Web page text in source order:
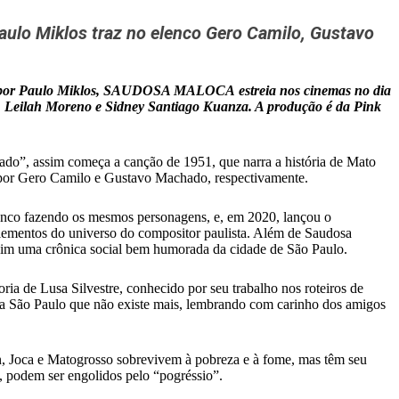
Miklos traz no elenco Gero Camilo, Gustavo
Paulo Miklos, SAUDOSA MALOCA estreia nos cinemas no dia
Moreno e Sidney Santiago Kuanza. A produção é da Pink
assim começa a canção de 1951, que narra a história de Mato
Gero Camilo e Gustavo Machado, respectivamente.
fazendo os mesmos personagens, e, em 2020, lançou o
do universo do compositor paulista. Além de Saudosa
uma crônica social bem humorada da cidade de São Paulo.
de Lusa Silvestre, conhecido por seu trabalho nos roteiros de
Paulo que não existe mais, lembrando com carinho dos amigos
e Matogrosso sobrevivem à pobreza e à fome, mas têm seu
ser engolidos pelo “pogréssio”.